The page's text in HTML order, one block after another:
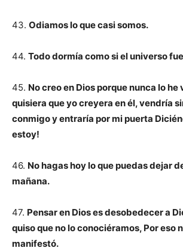
43. Odiamos lo que casi somos.
44. Todo dormía como si el universo
45. No creo en Dios porque nunca lo he
quisiera que yo creyera en él, vendría
conmigo y entraría por mi puerta
estoy!
46. No hagas hoy lo que puedas dejar
mañana.
47. Pensar en Dios es desobedecer a
quiso que no lo conociéramos, Por eso
manifestó.